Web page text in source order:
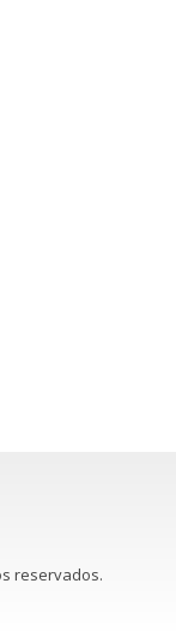
reservados.